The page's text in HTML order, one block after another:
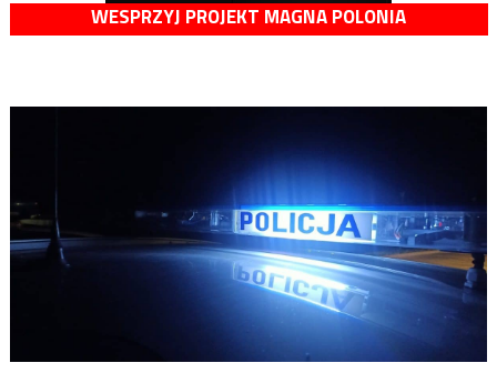
WESPRZYJ PROJEKT MAGNA POLONIA